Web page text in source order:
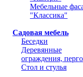
Мебельные
"Классика"
Садовая мебель
Беседки
Деревянные
ограждения,
Стол и стулья